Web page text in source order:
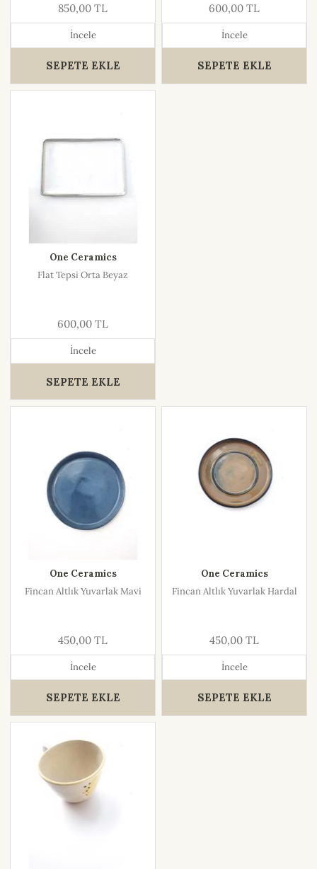
850,00 TL
İncele
SEPETE EKLE
600,00 TL
İncele
SEPETE EKLE
One Ceramics
Flat Tepsi Orta Beyaz
600,00 TL
İncele
SEPETE EKLE
One Ceramics
Fincan Altlık Yuvarlak Mavi
450,00 TL
İncele
SEPETE EKLE
One Ceramics
Fincan Altlık Yuvarlak Hardal
450,00 TL
İncele
SEPETE EKLE